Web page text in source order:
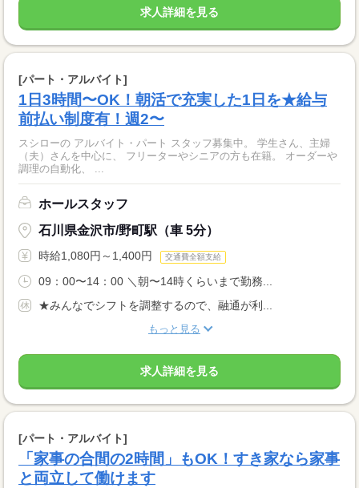
求人詳細を見る
[パート・アルバイト]
1日3時間〜OK！朝活で充実した1日を★給与
前払い制度有！週2〜
スシローの アルバイト・パート スタッフ募集中。 学生さん、主婦
（夫）さんを中心に、 フリーターやシニアの方も在籍。 オーダーや
調理の自動化、 ...
ホールスタッフ
石川県金沢市/野町駅（車 5分）
時給1,080円～1,400円 交通費全額支給
09：00〜14：00 ＼朝〜14時くらいまで勤務...
★みんなでシフトを調整するので、融通が利...
もっと見る
求人詳細を見る
[パート・アルバイト]
「家事の合間の2時間」もOK！すき家なら家事
と両立して働けます